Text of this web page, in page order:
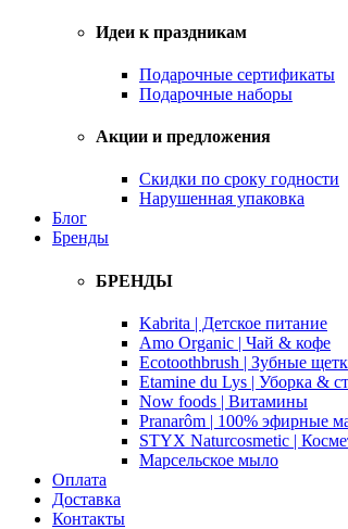
Идеи к праздникам
Подарочные сертификаты
Подарочные наборы
Акции и предложения
Скидки по сроку годности
Нарушенная упаковка
Блог
Бренды
БРЕНДЫ
Kabrita | Детское питание
Amo Organic | Чай & кофе
Ecotoothbrush | Зубные
Etamine du Lys | Уборка &
Now foods | Витамины
Pranarôm | 100% эфирные
STYX Naturcosmetic |
Марсельское мыло
Оплата
Доставка
Контакты